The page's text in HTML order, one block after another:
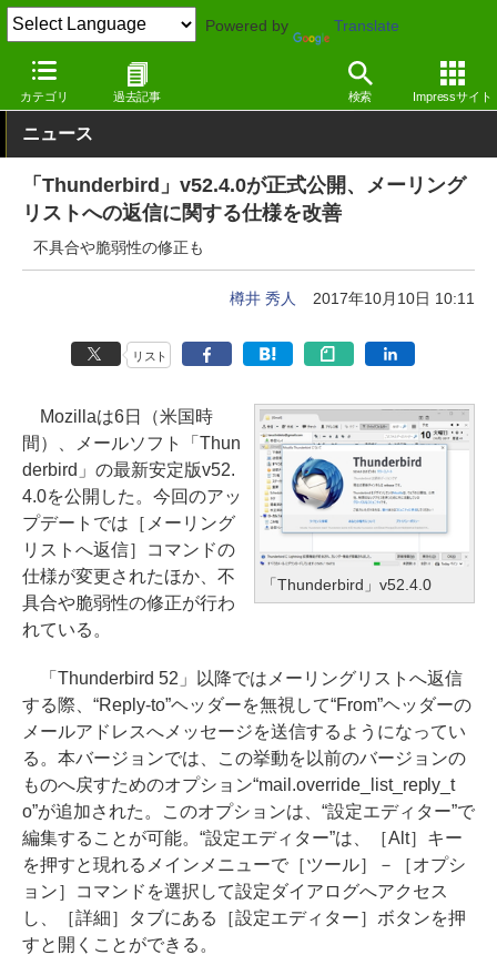
Powered by Translate
カテゴリ 過去記事 検索 Impressサイト
窓の杜 インターネット
ニュース
「Thunderbird」v52.4.0が正式公開、メーリング
リストへの返信に関する仕様を改善
不具合や脆弱性の修正も
樽井 秀人 2017年10月10日 10:11
リスト
「Thunderbird」v52.4.0
Mozillaは6日（米国時
間）、メールソフト「Thun
derbird」の最新安定版v52.
4.0を公開した。今回のアッ
プデートでは［メーリング
リストへ返信］コマンドの
仕様が変更されたほか、不
具合や脆弱性の修正が行わ
れている。
「Thunderbird 52」以降ではメーリングリストへ返信
する際、“Reply-to”ヘッダーを無視して“From”ヘッダーの
メールアドレスへメッセージを送信するようになってい
る。本バージョンでは、この挙動を以前のバージョンの
ものへ戻すためのオプション“mail.override_list_reply_t
o”が追加された。このオプションは、“設定エディター”で
編集することが可能。“設定エディター”は、［Alt］キー
を押すと現れるメインメニューで［ツール］－［オプシ
ョン］コマンドを選択して設定ダイアログへアクセス
し、［詳細］タブにある［設定エディター］ボタンを押
すと開くことができる。